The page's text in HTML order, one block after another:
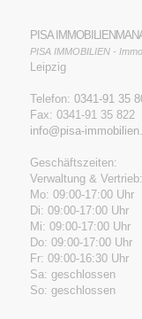
PISA
PISA IMMOBILIEN -
Leipzig
Telefon: 0341-91 35
Fax: 0341-91 35 822
info@pisa-
Geschäftszeiten:
Verwaltung & Vertrieb:
Mo: 09:00-17:00 Uhr
Di: 09:00-17:00 Uhr
Mi: 09:00-17:00 Uhr
Do: 09:00-17:00 Uhr
Fr: 09:00-16:30 Uhr
Sa: geschlossen
So: geschlossen